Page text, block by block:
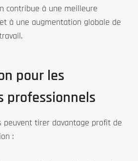
contribue à une meilleure
à une augmentation globale de
pour les
professionnels
peuvent tirer davantage profit de
: